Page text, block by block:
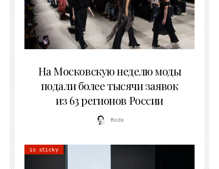
На Московскую неделю моды
подали более тысячи заявок
из 63 регионов России
Moda
is sticky